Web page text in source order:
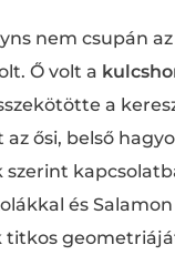
nem csupán az
Ő volt a
a
ősi, belső
szerint
és Salamon
titkos